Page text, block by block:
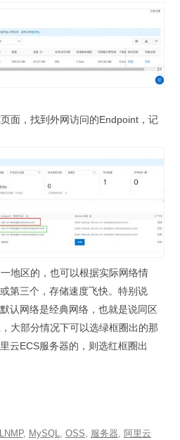
面，找到外网访问的Endpoint，记
地区的，也可以根据实际网络情
第三个，存储速度飞快。特别说
认网络是经典网络，也就是说同区
大部分情况下可以选绿框圈出的那
云ECS服务器的，则选红框圈出
LNMP, MySQL, OSS, 服务器, 阿里云